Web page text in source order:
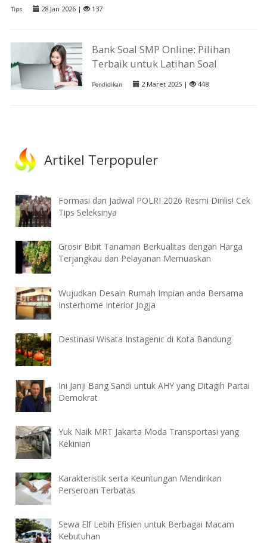
Tips 28 Jan 2026 | 137
Bank Soal SMP Online: Pilihan
Terbaik untuk Latihan Soal
Pendidikan 2 Maret 2025 | 448
Artikel Terpopuler
Formasi dan Jadwal POLRI 2026 Resmi Dirilis! Cek
Tips Seleksinya
Grosir Bibit Tanaman Berkualitas dengan Harga
Terjangkau dan Pelayanan Memuaskan
Wujudkan Desain Rumah Impian anda Bersama
Insterhome Interior Jogja
Destinasi Wisata Instagenic di Kota Bandung
Ini Janji Bang Sandi untuk AHY yang Ditagih Partai
Demokrat
Yuk Naik MRT Jakarta Moda Transportasi yang
Kekinian
Karakteristik serta Keuntungan Mendirikan
Perseroan Terbatas
Sewa Elf Lebih Efisien untuk Berbagai Macam
Kebutuhan